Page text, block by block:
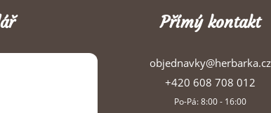
Přímý kontakt
objednavky@herbarka.cz
+420 608 708 012
Po-Pá: 8:00 - 16:00